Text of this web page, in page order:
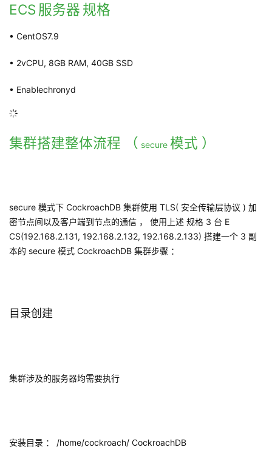
ECS 服务器 规格
• CentOS7.9
• 2vCPU, 8GB RAM, 40GB SSD
• Enablechronyd
集群搭建整体流程 （ secure 模式 ）
secure 模式下 CockroachDB 集群使用 TLS( 安全传输层协议 ) 加
密节点间以及客户端到节点的通信 ， 使用上述 规格 3 台 E
CS(192.168.2.131, 192.168.2.132, 192.168.2.133) 搭建一个 3 副
本的 secure 模式 CockroachDB 集群步骤 ：
目录创建
集群涉及的服务器均需要执行
安装目录 ： /home/cockroach/ CockroachDB